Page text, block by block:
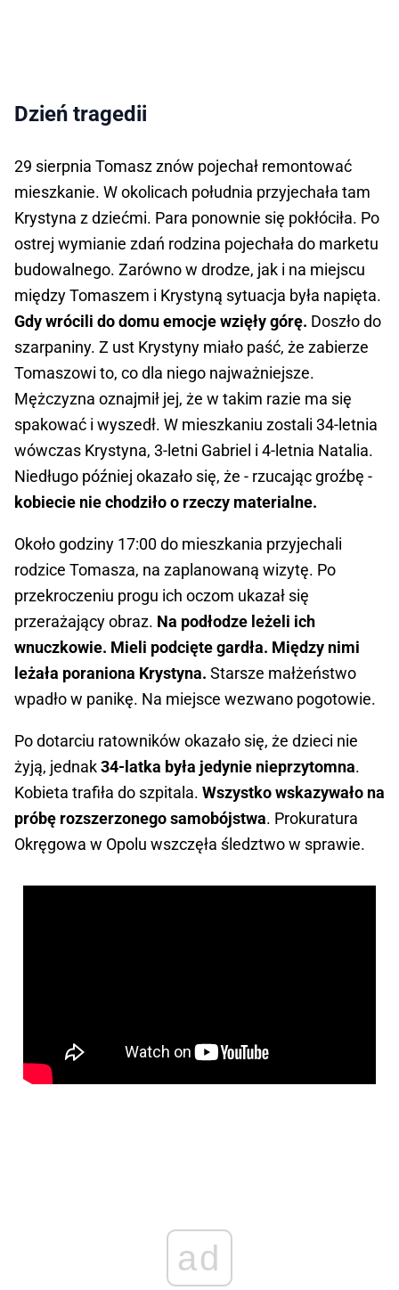
Dzień tragedii
29 sierpnia Tomasz znów pojechał remontować
mieszkanie. W okolicach południa przyjechała tam
Krystyna z dziećmi. Para ponownie się pokłóciła. Po
ostrej wymianie zdań rodzina pojechała do marketu
budowalnego. Zarówno w drodze, jak i na miejscu
między Tomaszem i Krystyną sytuacja była napięta.
Gdy wrócili do domu emocje wzięły górę. Doszło do
szarpaniny. Z ust Krystyny miało paść, że zabierze
Tomaszowi to, co dla niego najważniejsze.
Mężczyzna oznajmił jej, że w takim razie ma się
spakować i wyszedł. W mieszkaniu zostali 34-letnia
wówczas Krystyna, 3-letni Gabriel i 4-letnia Natalia.
Niedługo później okazało się, że - rzucając groźbę -
kobiecie nie chodziło o rzeczy materialne.
Około godziny 17:00 do mieszkania przyjechali
rodzice Tomasza, na zaplanowaną wizytę. Po
przekroczeniu progu ich oczom ukazał się
przerażający obraz. Na podłodze leżeli ich
wnuczkowie. Mieli podcięte gardła. Między nimi
leżała poraniona Krystyna. Starsze małżeństwo
wpadło w panikę. Na miejsce wezwano pogotowie.
Po dotarciu ratowników okazało się, że dzieci nie
żyją, jednak34-latka była jedynie nieprzytomna.
Kobieta trafiła do szpitala. Wszystko wskazywało na
próbę rozszerzonego samobójstwa. Prokuratura
Okręgowa w Opolu wszczęła śledztwo w sprawie.
ad